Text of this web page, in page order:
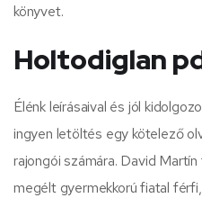
könyvet.
Holtodiglan
Élénk leírásaival és jól
ingyen letöltés egy kötelező
rajongói számára. David
megélt gyermekkorú fiatal